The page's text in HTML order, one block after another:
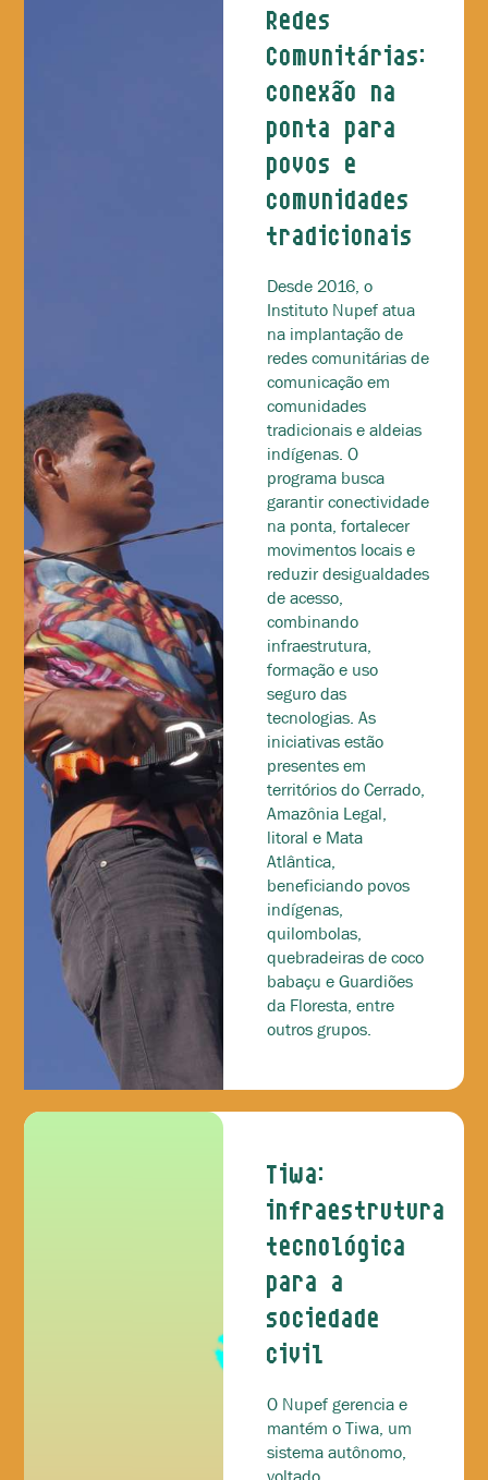
Redes
Comunitárias:
conexão na
ponta para
povos e
comunidades
tradicionais
Desde 2016, o
Instituto Nupef atua
na implantação de
redes comunitárias de
comunicação em
comunidades
tradicionais e aldeias
indígenas. O
programa busca
garantir conectividade
na ponta, fortalecer
movimentos locais e
reduzir desigualdades
de acesso,
combinando
infraestrutura,
formação e uso
seguro das
tecnologias. As
iniciativas estão
presentes em
territórios do Cerrado,
Amazônia Legal,
litoral e Mata
Atlântica,
beneficiando povos
indígenas,
quilombolas,
quebradeiras de coco
babaçu e Guardiões
da Floresta, entre
outros grupos.
Tiwa:
infraestrutura
tecnológica
para a
sociedade
civil
O Nupef gerencia e
mantém o Tiwa, um
sistema autônomo,